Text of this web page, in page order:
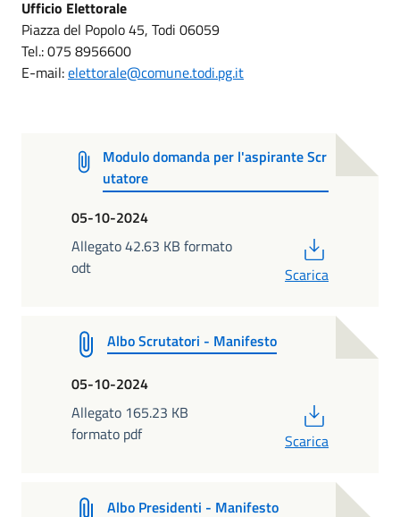
Ufficio Elettorale
Piazza del Popolo 45, Todi 06059
Tel.: 075 8956600
E-mail:elettorale@comune.todi.pg.it
Modulo domanda per l'aspirante Scr
utatore
05-10-2024
Allegato 42.63 KB formato
odt
Scarica
Albo Scrutatori - Manifesto
05-10-2024
Allegato 165.23 KB
formato pdf
Scarica
Albo Presidenti - Manifesto